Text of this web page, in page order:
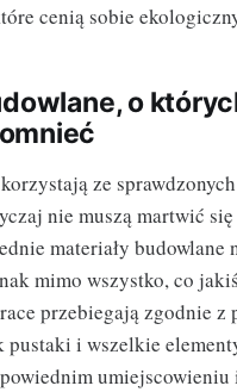
cenią sobie
o
ze
nie muszą martwić
materiały budowlane
mimo wszystko, co
przebiegają zgodnie z
pustaki i wszelkie
umiejscowieniu